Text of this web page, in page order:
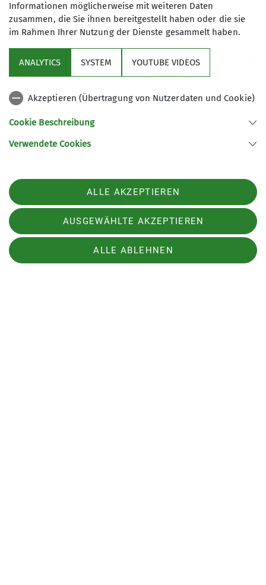
Nach jeweils zwei Stunden belohnten lachende,
fröhliche Kinderaugen die Betreuer für Ihren
insgesamt nahezu 8 Stunden dauerte.
kleiner Bub, der beim Zuschauen auf der Tribüne
Schienbein anschlug. Ein Betreuer kühlte unter
der Wasserleitung sofort die schmerzende Stelle
Hermann Böhler/Steffi Fuchs
Informationen möglicherweise mit weiteren Daten
zusammen, die Sie ihnen bereitgestellt haben oder die sie
im Rahmen Ihrer Nutzung der Dienste gesammelt haben.
ANALYTICS SYSTEM YOUTUBE VIDEOS
Akzeptieren (Übertragung von Nutzerdaten und Cookie)
Cookie Beschreibung
Verwendete Cookies
ALLE AKZEPTIEREN
AUSGEWÄHLTE AKZEPTIEREN
ALLE ABLEHNEN